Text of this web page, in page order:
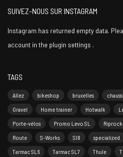
SUIVEZ-NOUS SUR INSTAGRAM
Instagram has returned empty data.
account in the plugin settings .
TAGS
Allez bikeshop bruxelles
Gravel
Home trainer Hotwalk
Porte-vélos
Promo Levo SL Riprock
Route
S-Works Sl8 specialized
Tarmac SL6
Tarmac SL7 Thule